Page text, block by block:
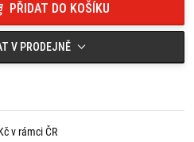
PŘIDAT DO KOŠÍKU
V PRODEJNĚ
v rámci ČR